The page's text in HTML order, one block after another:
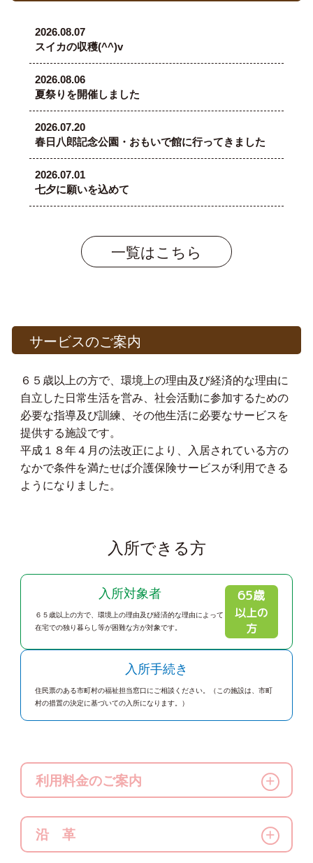
2026.08.07
スイカの収穫(^^)v
2026.08.06
夏祭りを開催しました
2026.07.20
春日八郎記念公園・おもいで館に行ってきました
2026.07.01
七夕に願いを込めて
一覧はこちら
サービスのご案内
６５歳以上の方で、環境上の理由及び経済的な理由に
自立した日常生活を営み、社会活動に参加するための
必要な指導及び訓練、その他生活に必要なサービスを
提供する施設です。
平成１８年４月の法改正により、入居されている方の
なかで条件を満たせば介護保険サービスが利用できる
ようになりました。
入所できる方
入所対象者
６５歳以上の方で、環境上の理由及び経済的な理由によって
在宅での独り暮らし等が困難な方が対象です。
65歳
以上の
方
入所手続き
住民票のある市町村の福祉担当窓口にご相談ください。（この施設は、市町
村の措置の決定に基づいての入所になります。）
利用料金のご案内
本人の所得の状況に応じた費用負担になります。
また、扶養義務者の方にも所得によって費用の負
担があることがあります。
沿 革